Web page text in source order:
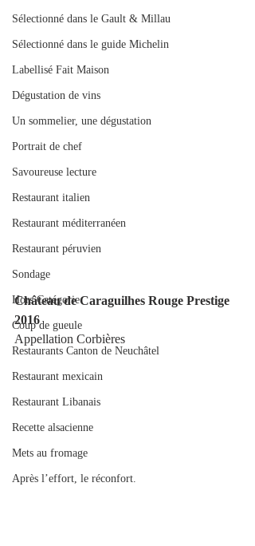
Sélectionné dans le Gault & Millau
Sélectionné dans le guide Michelin
Labellisé Fait Maison
Dégustation de vins
Un sommelier, une dégustation
Portrait de chef
Savoureuse lecture
Restaurant italien
Restaurant méditerranéen
Restaurant péruvien
Sondage
Hors Catégorie
Coup de gueule
Restaurants Canton de Neuchâtel
Restaurant mexicain
Restaurant Libanais
Recette alsacienne
Mets au fromage
Après l’effort, le réconfort.
Château de Caraguilhes Rouge Prestige
2016
Appellation Corbières